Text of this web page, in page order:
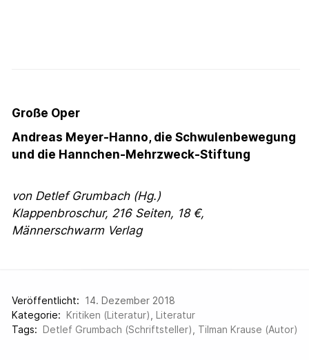
Große Oper
Andreas Meyer-Hanno, die Schwulenbewegung
und die Hannchen-Mehrzweck-Stiftung
von Detlef Grumbach (Hg.)
Klappenbroschur, 216 Seiten, 18 €,
Männerschwarm Verlag
Veröffentlicht: 14. Dezember 2018
Kategorie: Kritiken (Literatur) ,Literatur
Tags: Detlef Grumbach (Schriftsteller) Tilman Krause (Autor)